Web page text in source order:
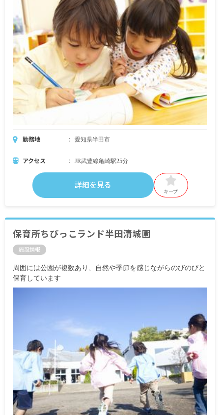
勤務地 愛知県半田市
アクセス JR武豊線亀崎駅25分
詳細を見る
キープ
保育所ちびっこランド半田清城園
施設情報
周囲には公園が複数あり、自然や季節を感じながらのびのびと
保育しています